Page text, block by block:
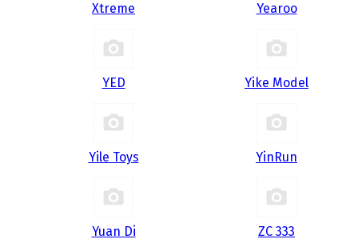
Xtreme Yearoo
YED Yike Model
Yile Toys YinRun
Yuan Di ZC 333